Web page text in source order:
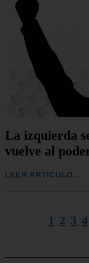
La izquierda
vuelve al
LEER ARTÍCULO...
1 2 3 4